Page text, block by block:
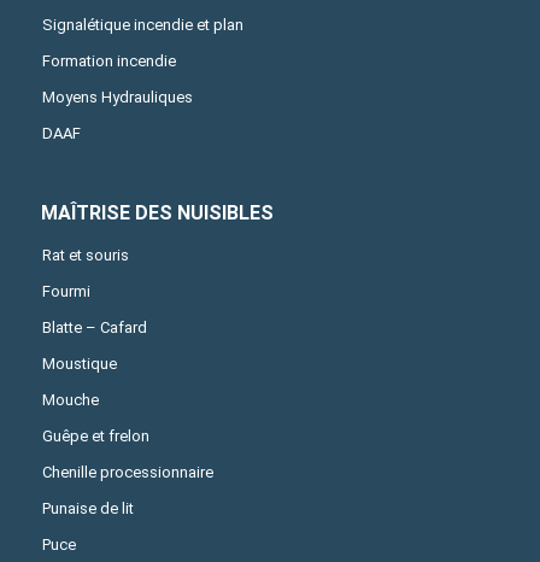
Signalétique incendie et plan
Formation incendie
Moyens Hydrauliques
DAAF
MAÎTRISE DES NUISIBLES
Rat et souris
Fourmi
Blatte – Cafard
Moustique
Mouche
Guêpe et frelon
Chenille processionnaire
Punaise de lit
Puce